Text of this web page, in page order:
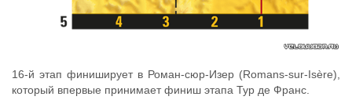
16-й этап финиширует в Роман-сюр-Изер (Romans-sur-Isère),
который впервые принимает финиш этапа Тур де Франс.